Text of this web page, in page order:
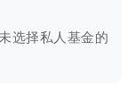
选择私人基金的